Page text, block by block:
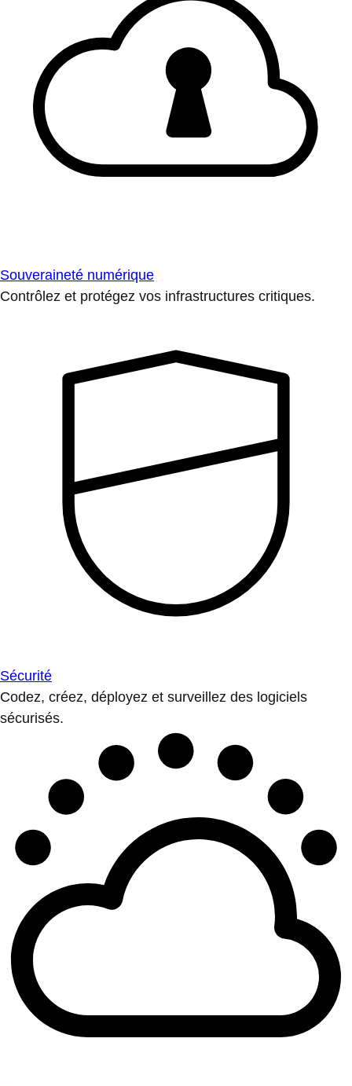
Souveraineté numérique
Contrôlez et protégez vos infrastructures critiques.
Sécurité
Codez, créez, déployez et surveillez des logiciels
sécurisés.